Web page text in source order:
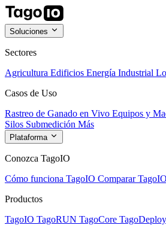
Soluciones
Sectores
Agricultura Edificios Energía Industrial
Casos de Uso
Rastreo de Ganado en Vivo Equipos y
Silos Submedición Más
Plataforma
Conozca TagoIO
Cómo funciona TagoIO Comparar TagoIO
Productos
TagoIO TagoRUN TagoCore TagoDeploy